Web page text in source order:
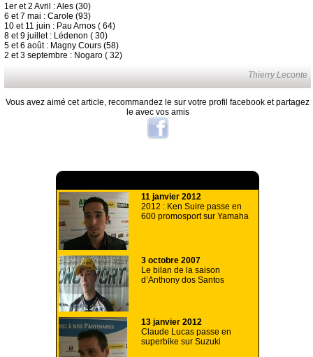
1er et 2 Avril : Ales (30)
6 et 7 mai : Carole (93)
10 et 11 juin : Pau Arnos ( 64)
8 et 9 juillet : Lédenon ( 30)
5 et 6 août : Magny Cours (58)
2 et 3 septembre : Nogaro ( 32)
Thierry Leconte
Vous avez aimé cet article, recommandez le sur votre profil facebook et partagez
le avec vos amis
11 janvier 2012
2012 : Ken Suire passe en
600 promosport sur Yamaha
3 octobre 2007
Le bilan de la saison
d’Anthony dos Santos
13 janvier 2012
Claude Lucas passe en
superbike sur Suzuki